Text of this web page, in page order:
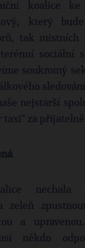
koalice
který
tak místních
sociální
soukromý
nejstarší
taxi“ za
nechala
zeleň
a
někdo